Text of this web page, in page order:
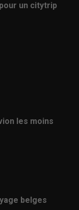
un citytrip
les moins
belges